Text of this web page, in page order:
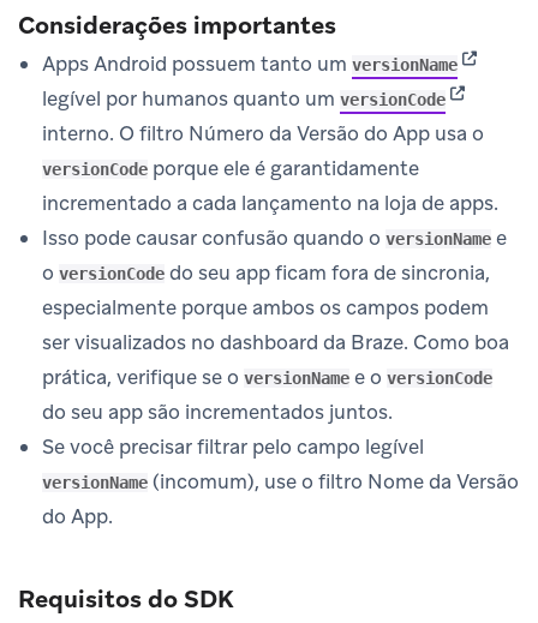
Considerações importantes
Apps Android possuem tanto um versionName(opens
legível por humanos quanto um versionCode(opens in
interno. O filtro Número da Versão do App usa o
versionCode porque ele é garantidamente
incrementado a cada lançamento na loja de apps.
Isso pode causar confusão quando o versionName e
o versionCode do seu app ficam fora de sincronia,
especialmente porque ambos os campos podem
ser visualizados no dashboard da Braze. Como boa
prática, verifique se o versionName e o versionCode
do seu app são incrementados juntos.
Se você precisar filtrar pelo campo legível
versionName (incomum), use o filtro Nome da Versão
do App.
Requisitos do SDK